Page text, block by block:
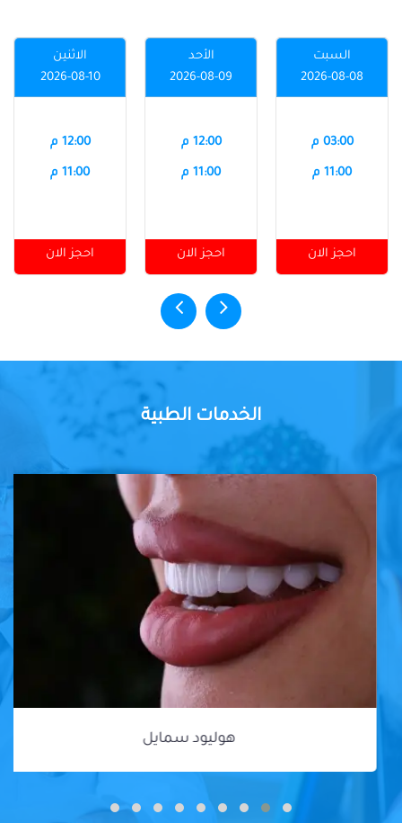
السبت
2026-08-08
03:00 م
11:00 م
احجز الان
الأحد
2026-08-09
12:00 م
11:00 م
احجز الان
الاثنين
2026-08-10
12:00 م
11:00 م
احجز الان
الخدمات الطبية
هوليود سمايل